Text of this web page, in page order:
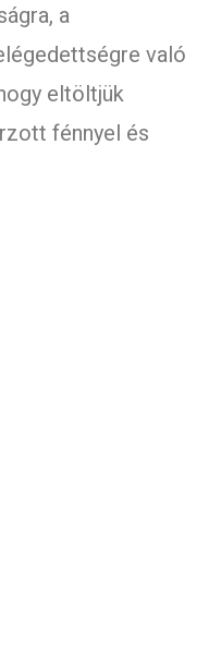
a
való
eltöltjük
fénnyel és